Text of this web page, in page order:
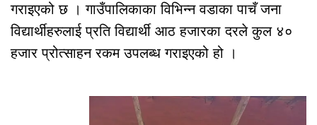
गराइएको छ । गाउँपालिकाका विभिन्न वडाका पाचँ जना
विद्यार्थीहरुलाई प्रति विद्यार्थी आठ हजारका दरले कुल ४०
हजार प्रोत्साहन रकम उपलब्ध गराइएको हो ।